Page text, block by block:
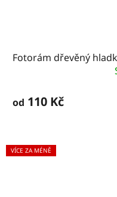
Fotorám dřevěný
od 110 Kč
VÍCE ZA MÉNĚ